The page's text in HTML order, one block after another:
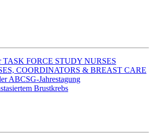
TASK FORCE STUDY NURSES
COORDINATORS & BREAST CARE
ABCSG-Jahrestagung
Brustkrebs